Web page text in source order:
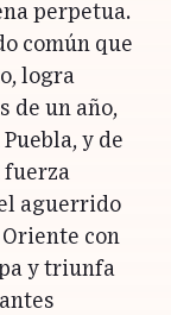
perpetua.
común que
logra
de un año,
y de
fuerza
aguerrido
con
y triunfa